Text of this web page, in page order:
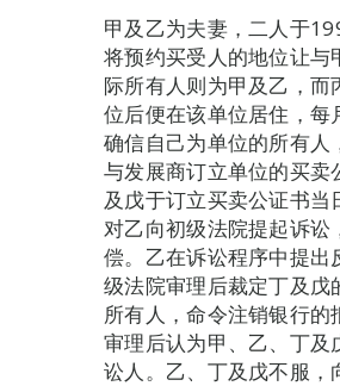
甲及乙为夫妻，二人于
将预约买受人的地位让
际所有人则为甲及乙，
位后便在该单位居住，
确信自己为单位的所有
与发展商订立单位的买
及戊于订立买卖公证书
对乙向初级法院提起诉
偿。乙在诉讼程序中提
级法院审理后裁定丁及
所有人，命令注销银行
审理后认为甲、乙、丁
讼人。乙、丁及戊不服，